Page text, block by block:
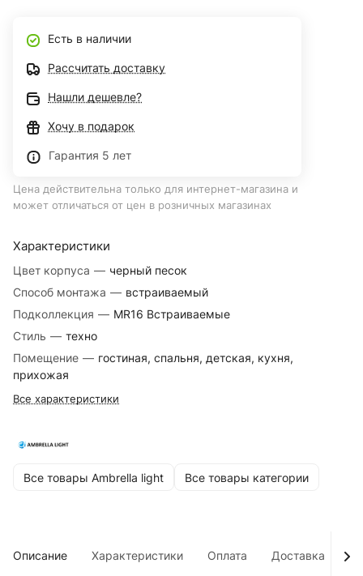
Характеристики
Цвет корпуса — черный песок
Способ монтажа — встраиваемый
Подколлекция — MR16 Встраиваемые
Стиль — техно
Помещение — гостиная, спальня, детская, кухня,
прихожая
Все характеристики
Все товары Ambrella light Все товары категории
Есть в наличии
Рассчитать доставку
Нашли дешевле?
Хочу в подарок
Гарантия 5 лет
Цена действительна только для интернет-магазина и
может отличаться от цен в розничных магазинах
Описание Характеристики Оплата Доставка